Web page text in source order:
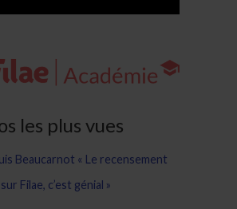
les plus vues
Beaucarnot « Le recensement
Filae, c’est génial »